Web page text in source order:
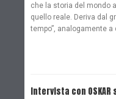
che la storia del mondo
quello reale. Deriva dal
tempo”, analogamente a
Intervista con OSKAR